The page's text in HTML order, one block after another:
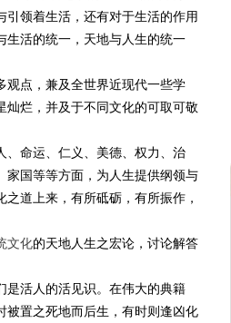
引领着生活，还有对于生活的作用
生活的统一，天地与人生的统一
观点，兼及全世界近现代一些学
烂，并及于不同文化的可取可敬
、命运、仁义、美德、权力、治
家国等等方面，为人生提供纲领与
道上来，有所砥砺，有所振作，
文化的天地人生之宏论，讨论解答
是活人的活见识。在伟大的典籍
被置之死地而后生，有时则逢凶化